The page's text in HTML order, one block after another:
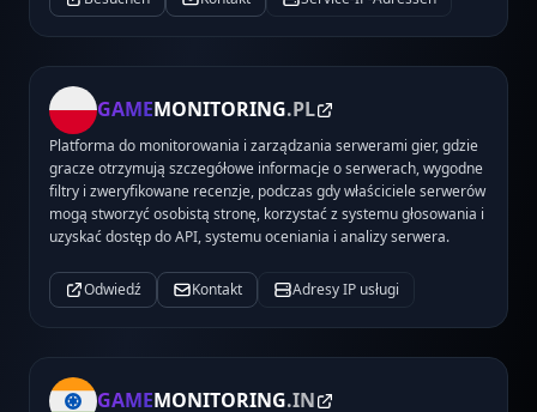
GAMEMONITORING.PL
Platforma do monitorowania i zarządzania serwerami gier, gdzie
gracze otrzymują szczegółowe informacje o serwerach, wygodne
filtry i zweryfikowane recenzje, podczas gdy właściciele serwerów
mogą stworzyć osobistą stronę, korzystać z systemu głosowania i
uzyskać dostęp do API, systemu oceniania i analizy serwera.
Odwiedź Kontakt Adresy IP usługi
GAMEMONITORING.IN